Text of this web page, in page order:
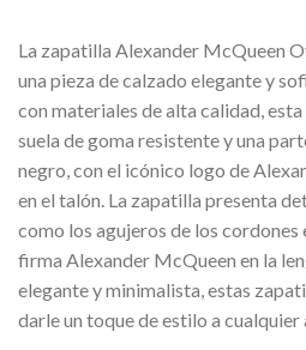
La zapatilla Alexander McQueen
una pieza de calzado elegante y
con materiales de alta calidad,
suela de goma resistente y una
negro, con el icónico logo de
en el talón. La zapatilla presenta
como los agujeros de los cordones
firma Alexander McQueen en la
elegante y minimalista, estas
darle un toque de estilo a